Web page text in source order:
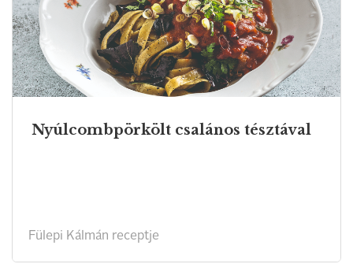
Nyúlcombpörkölt csalános tésztával
Fülepi Kálmán receptje